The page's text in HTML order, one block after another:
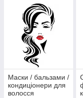
Маски / бальзами /
кондиціонери для
волосся